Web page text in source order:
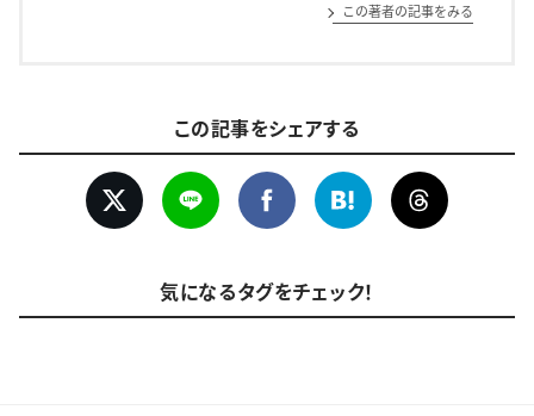
この著者の記事をみる
この記事をシェアする
気になるタグをチェック！